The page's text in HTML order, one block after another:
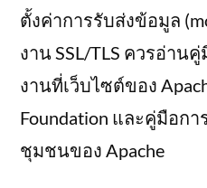
ตั้งค่าการรับส่งข้อมูล
งาน SSL/TLS ควรอ่าน
งานที่เว็บไซต์ของ
Foundation และคู่มือก
ชุมชนของ Apache